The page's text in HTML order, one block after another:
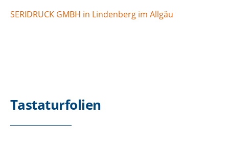
SERIDRUCK GMBH in Lindenberg im Allgäu
Tastaturfolien